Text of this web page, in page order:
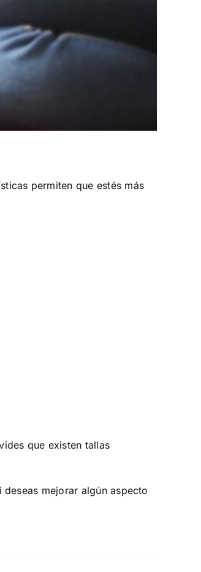
permiten que estés más
que existen tallas
mejorar algún aspecto